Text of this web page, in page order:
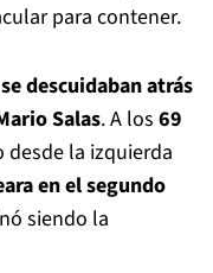
para contener.
se descuidaban atrás
Salas. A los 69
desde la izquierda
en el segundo
siendo la